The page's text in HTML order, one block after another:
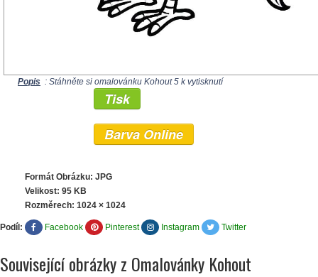
Popis : Stáhněte si omalovánku Kohout 5 k vytisknutí
Tisk
Barva Online
Formát Obrázku: JPG
Velikost: 95 KB
Rozměrech: 1024 × 1024
Podíl: Facebook Pinterest Instagram Twitter
Související obrázky z Omalovánky Kohout